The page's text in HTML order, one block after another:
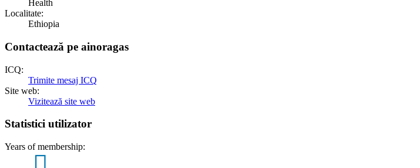
Health
Localitate:
Ethiopia
Contactează pe ainoragas
ICQ:
Trimite mesaj ICQ
Site web:
Vizitează site web
Statistici utilizator
Years of membership: